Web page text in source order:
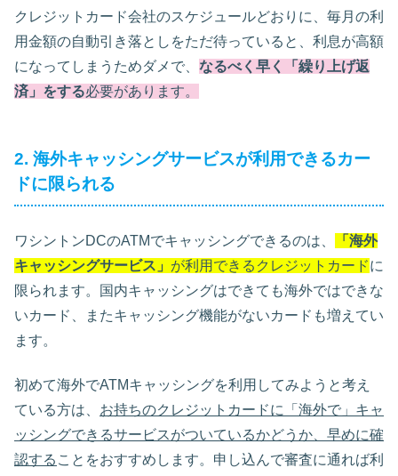
クレジットカード会社のスケジュールどおりに、毎月の利
用金額の自動引き落としをただ待っていると、利息が高額
になってしまうためダメで、 なるべく早く「繰り上げ返
済」をする必要があります。
2. 海外キャッシングサービスが利用できるカー
ドに限られる
ワシントンDCのATMでキャッシングできるのは、
「海外
キャッシングサービス」 が利用できるクレジットカードに
限られます。国内キャッシングはできても海外ではできな
いカード、またキャッシング機能がないカードも増えてい
ます。
初めて海外でATMキャッシングを利用してみようと考え
ている方は、 お持ちのクレジットカードに「海外で」キャ
ッシングできるサービスがついているかどうか、早めに確
認する ことをおすすめします。申し込んで審査に通れば利